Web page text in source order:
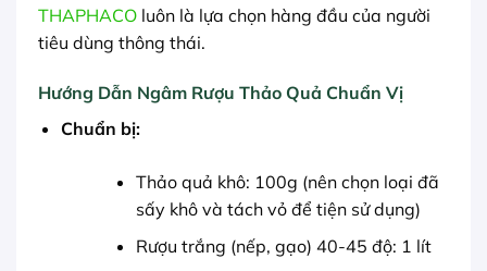
THAPHACO luôn là lựa chọn hàng đầu của người
tiêu dùng thông thái.
Hướng Dẫn Ngâm Rượu Thảo Quả Chuẩn Vị
Chuẩn bị:
Thảo quả khô: 100g (nên chọn loại đã
sấy khô và tách vỏ để tiện sử dụng)
Rượu trắng (nếp, gạo) 40-45 độ: 1 lít